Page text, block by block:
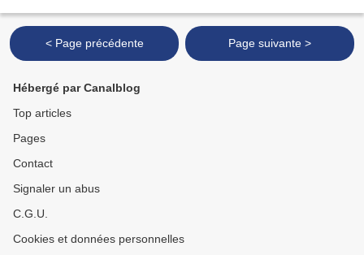
< Page précédente Page suivante >
Hébergé par Canalblog
Top articles
Pages
Contact
Signaler un abus
C.G.U.
Cookies et données personnelles